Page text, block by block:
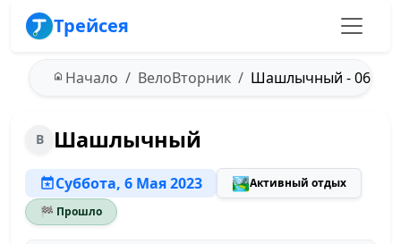
Трейсея
Начало ВелоВторник Шашлычный -
В Шашлычный
Суббота, 6 Мая 2023 🏞️Активный отдых
🏁 Прошло